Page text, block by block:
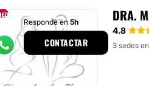
DRA.
4.8
3 sedes
Responde en 5h
CONTACTAR